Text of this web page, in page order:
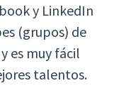
y LinkedIn
(grupos) de
es muy fácil
talentos.